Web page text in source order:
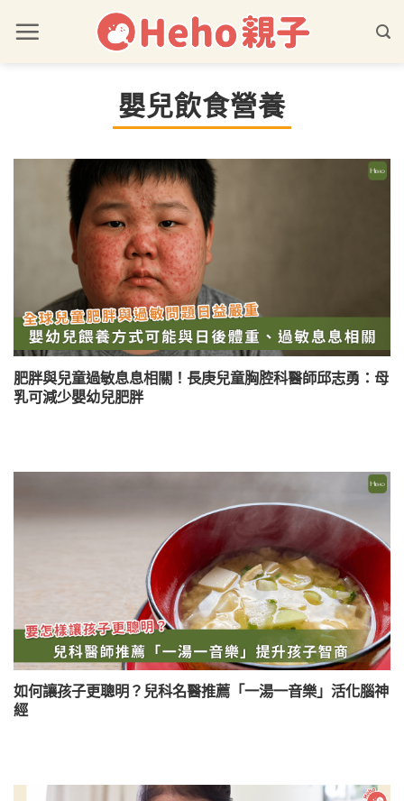
嬰兒飲食營養
肥胖與兒童過敏息息相關！長庚兒童胸腔科醫師邱志勇：母
乳可減少嬰幼兒肥胖
如何讓孩子更聰明？兒科名醫推薦「一湯一音樂」活化腦神
經